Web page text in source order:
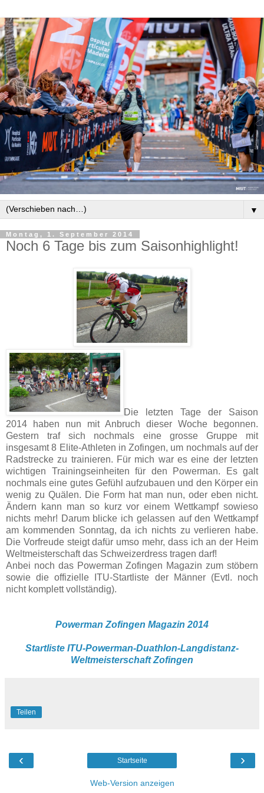
▼
Montag, 1. September 2014
Noch 6 Tage bis zum Saisonhighlight!
Die letzten Tage der Saison
2014 haben nun mit Anbruch dieser Woche begonnen.
Gestern traf sich nochmals eine grosse Gruppe mit
insgesamt 8 Elite-Athleten in Zofingen, um nochmals auf der
Radstrecke zu trainieren. Für mich war es eine der letzten
wichtigen Trainingseinheiten für den Powerman. Es galt
nochmals eine gutes Gefühl aufzubauen und den Körper ein
wenig zu Quälen. Die Form hat man nun, oder eben nicht.
Ändern kann man so kurz vor einem Wettkampf sowieso
nichts mehr! Darum blicke ich gelassen auf den Wettkampf
am kommenden Sonntag, da ich nichts zu verlieren habe.
Die Vorfreude steigt dafür umso mehr, dass ich an der Heim
Weltmeisterschaft das Schweizerdress tragen darf!
Anbei noch das Powerman Zofingen Magazin zum stöbern
sowie die offizielle ITU-Startliste der Männer (Evtl. noch
nicht komplett vollständig).
Powerman Zofingen Magazin 2014
Startliste ITU-Powerman-Duathlon-Langdistanz-
Weltmeisterschaft Zofingen
Teilen
‹ ›
Startseite
Web-Version anzeigen